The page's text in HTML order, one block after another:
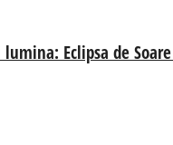
Eclipsa de